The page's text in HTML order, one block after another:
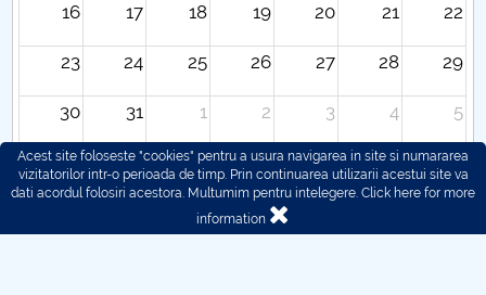
16 17 18 19 20 21 22
23 24 25 26 27 28 29
30 31 1 2 3 4 5
Acest site foloseste "cookies" pentru a usura navigarea in site si numararea
vizitatorilor intr-o perioada de timp. Prin continuarea utilizarii acestui site va
dati acordul folosiri acestora. Multumim pentru intelegere. Click here for more
information